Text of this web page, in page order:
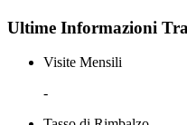
Ultime Informazioni
Visite Mensili
-